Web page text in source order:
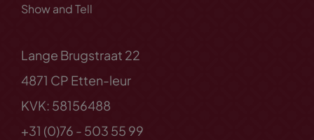
Show and Tell
Lange Brugstraat 22
4871 CP Etten-leur
KVK: 58156488
+31 (0)76 - 503 55 99